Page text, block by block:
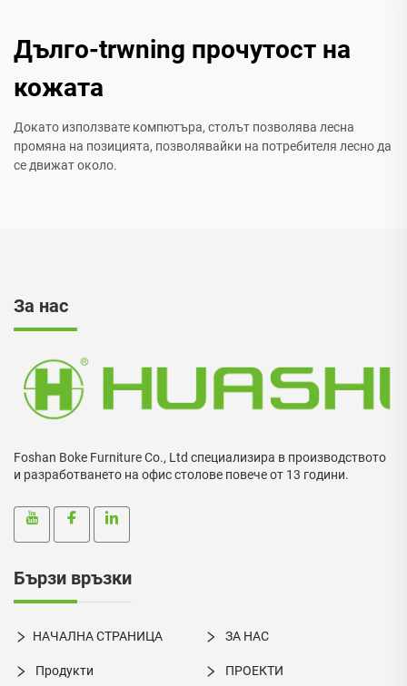
Дълго-trwning прочутост на
кожата
Докато използвате компютъра, столът позволява лесна
промяна на позицията, позволявайки на потребителя лесно да
се движат около.
За нас
Foshan Boke Furniture Co., Ltd специализира в производството
и разработването на офис столове повече от 13 години.
Бързи връзки
НАЧАЛНА СТРАНИЦА ЗА НАС
Продукти ПРОЕКТИ